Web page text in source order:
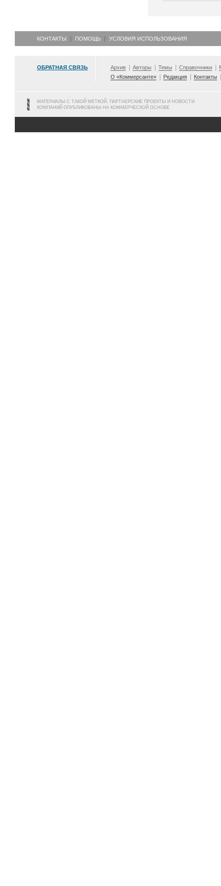
КОНТАКТЫ ПОМОЩЬ УСЛОВИЯ ИСПОЛЬЗОВАНИЯ
ОБРАТНАЯ СВЯЗЬ Архив Авторы Темы Справочники
О «Коммерсанте»
Редакция Контакты
МАТЕРИАЛЫ С ТАКОЙ МЕТКОЙ, ПАРТНЕРСКИЕ ПРОЕКТЫ И НОВОСТИ
КОМПАНИЙ ОПУБЛИКОВАНЫ НА КОММЕРЧЕСКОЙ ОСНОВЕ